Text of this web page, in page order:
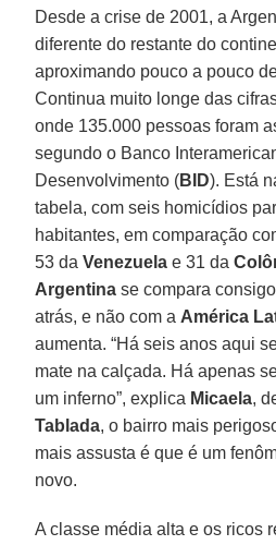
Desde a crise de 2001, a
diferente do restante do
aproximando pouco a pouco
Continua muito longe das
onde 135.000 pessoas foram
segundo o Banco
Desenvolvimento (BID). Está
tabela, com seis homicídios
habitantes, em comparação
53 daVenezuela e 31 da
Argentina se compara
atrás, e não com a América
aumenta. “Há seis anos aqui
mate na calçada. Há apenas
um inferno”, explica Micaela,
Tablada, o bairro mais
mais assusta é que é um
novo.
A classe média alta e os ricos